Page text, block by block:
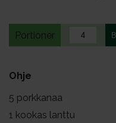
Portioner
Ohje
5 porkkanaa
1 kookas lanttu